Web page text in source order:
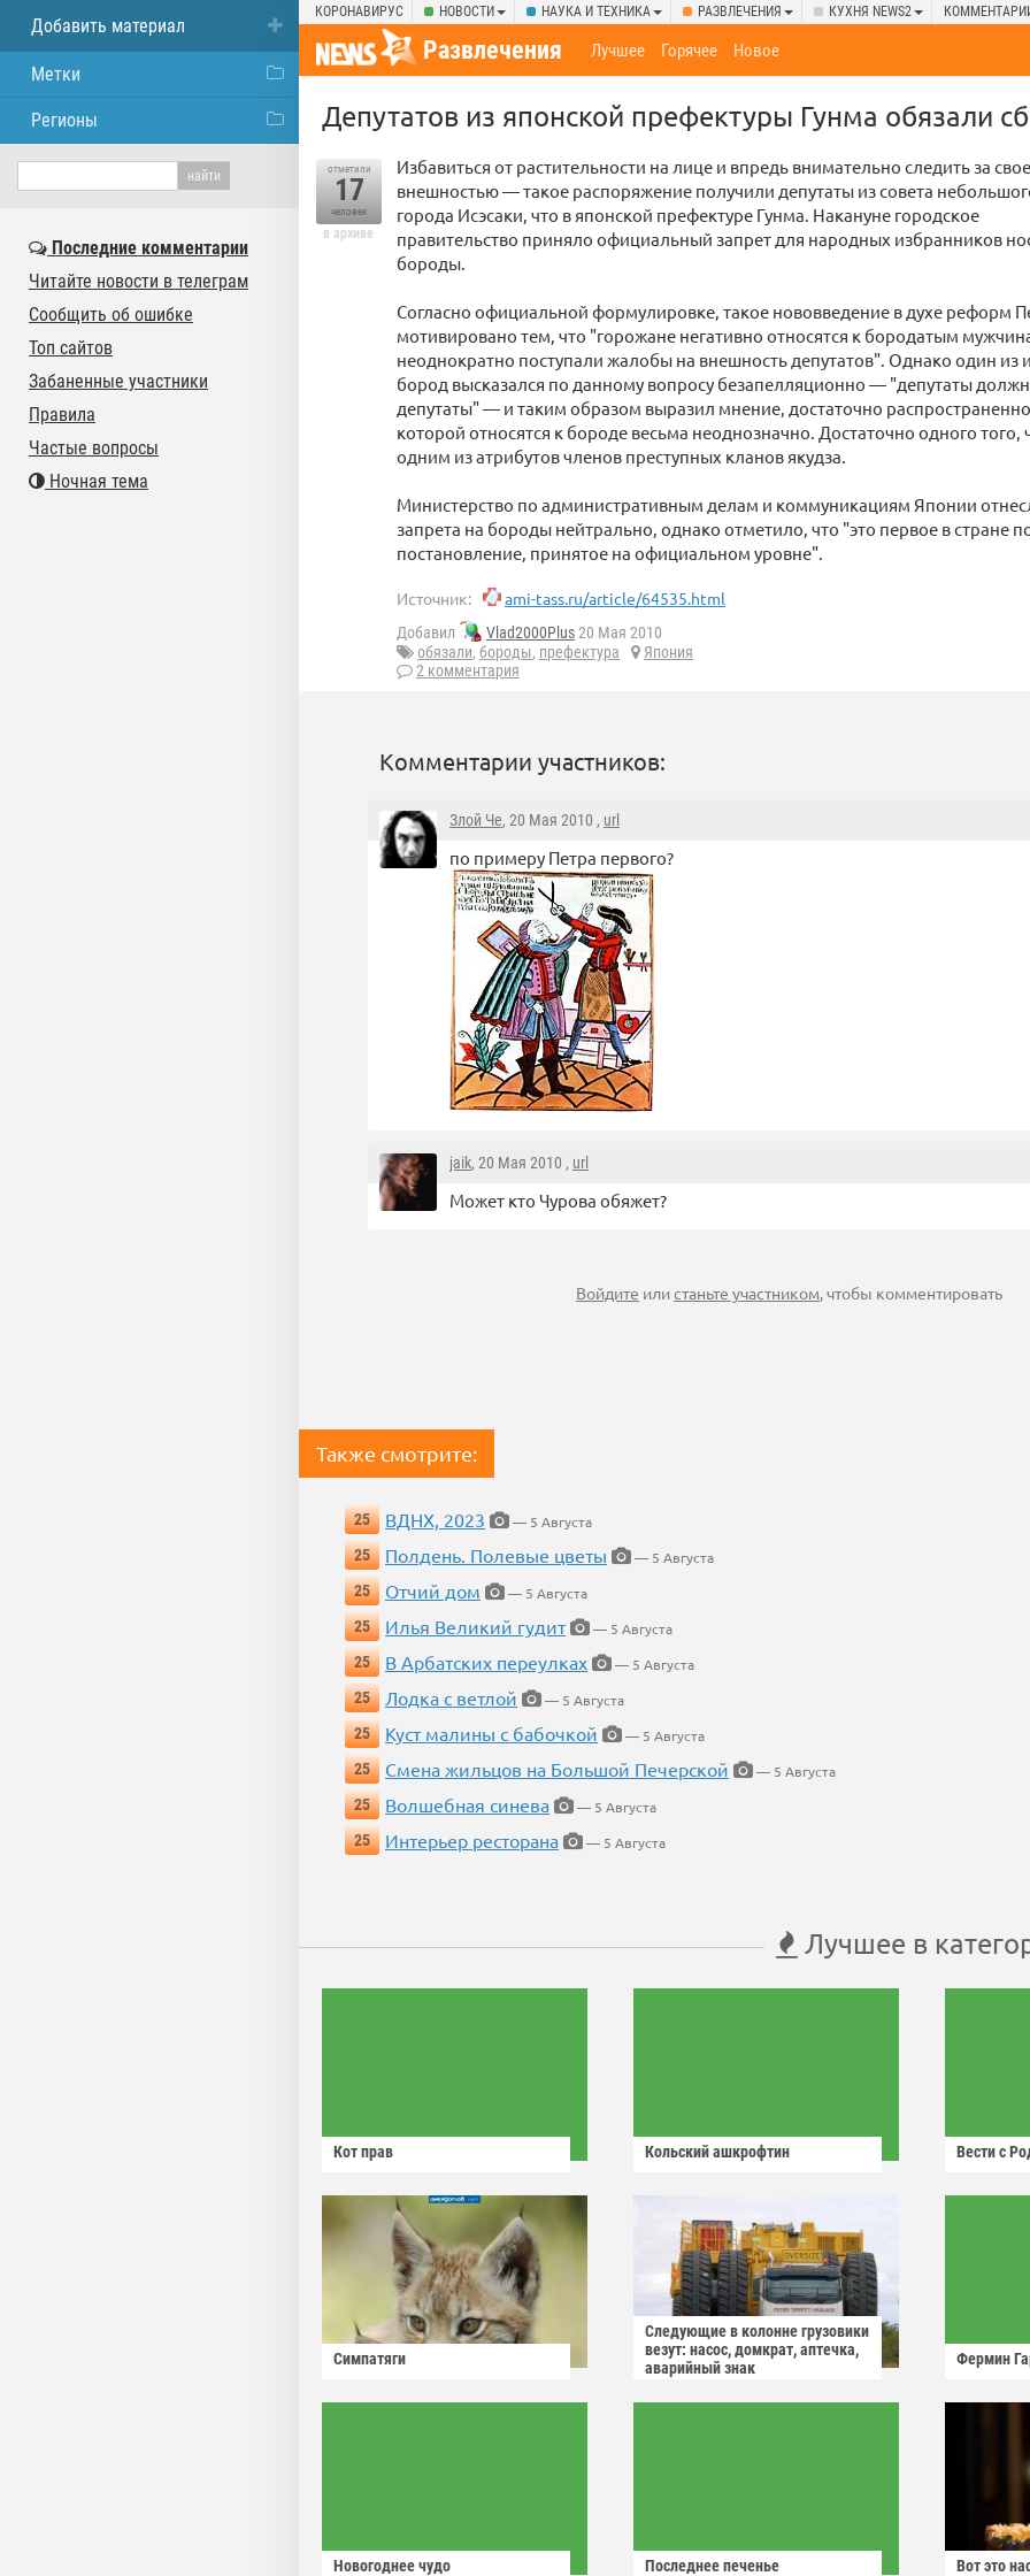
КОРОНАВИРУС НОВОСТИ НАУКА И ТЕХНИКА РАЗВЛЕЧЕНИЯ КУХНЯ NEWS2
Развлечения Лучшее Горячее Новое
Депутатов из японской префектуры Гунма обязали
отметили
17
человек
в архиве
Избавиться от растительности на лице и впредь внимательно следить за
внешностью — такое распоряжение получили депутаты из совета
города Исэсаки, что в японской префектуре Гунма. Накануне городское
правительство приняло официальный запрет для народных избранников
бороды.
Согласно официальной формулировке, такое нововведение в духе реформ
мотивировано тем, что "горожане негативно относятся к бородатым
неоднократно поступали жалобы на внешность депутатов". Однако один из
бород высказался по данному вопросу безапелляционно — "депутаты
депутаты" — и таким образом выразил мнение, достаточно
которой относятся к бороде весьма неоднозначно. Достаточно одного того,
одним из атрибутов членов преступных кланов якудза.
Министерство по административным делам и коммуникациям Японии
запрета на бороды нейтрально, однако отметило, что "это первое в стране
постановление, принятое на официальном уровне".
Источник: ami-tass.ru/article/64535.html
Добавил Vlad2000Plus20 Мая 2010
обязали, бороды, префектура
Япония
2 комментария
Комментарии участников:
Злой Че, 20 Мая 2010 , url
по примеру Петра первого?
jaik, 20 Мая 2010 , url
Может кто Чурова обяжет?
Войдите илистаньте участником, чтобы комментировать
Также смотрите:
25 ВДНХ, 2023
— 5 Августа
25
Полдень. Полевые цветы
— 5 Августа
25
Отчий дом
— 5 Августа
25
Илья Великий гудит
— 5 Августа
25
В Арбатских переулках
— 5 Августа
25
Лодка с ветлой
— 5 Августа
25
Куст малины с бабочкой
— 5 Августа
25
Смена жильцов на Большой Печерской
— 5 Августа
25
Волшебная синева
— 5 Августа
25
Интерьер ресторана — 5 Августа
Лучшее в
Кот прав Кольский ашкрофтин Вести с
Симпатяги
Следующие в колонне грузовики
везут: насос, домкрат, аптечка,
аварийный знак
Фермин
Новогоднее чудо Последнее печенье Вот это
Добавить материал
Метки
Регионы
Последние комментарии
Читайте новости в телеграм
Сообщить об ошибке
Топ сайтов
Забаненные участники
Правила
Частые вопросы
Ночная тема